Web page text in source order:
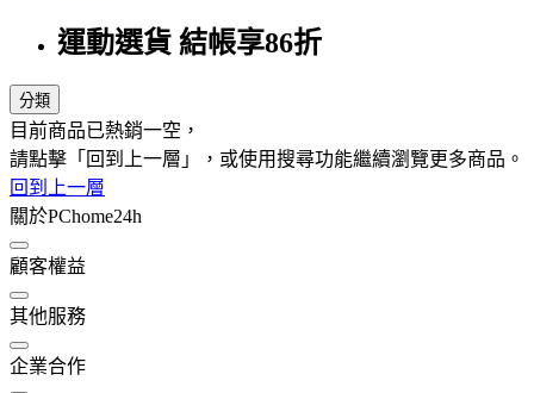
運動選貨 結帳享86折
分類
目前商品已熱銷一空，
請點擊「回到上一層」，或使用搜尋功能繼續瀏覽更多商品。
回到上一層
關於PChome24h
顧客權益
其他服務
企業合作